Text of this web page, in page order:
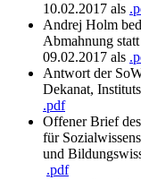
10.02.2017 als
Andrej Holm
Abmahnung
09.02.2017 als
Antwort der
Dekanat,
.pdf
Offener Brief
für
und
.pdf